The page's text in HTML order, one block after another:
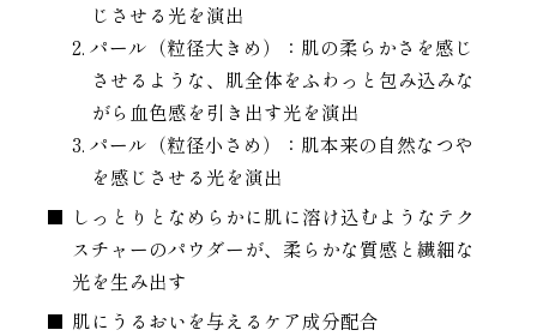
じさせる光を演出
2. パール（粒径大きめ）：肌の柔らかさを感じ
させるような、肌全体をふわっと包み込みな
がら血色感を引き出す光を演出
3. パール（粒径小さめ）：肌本来の自然なつや
を感じさせる光を演出
しっとりとなめらかに肌に溶け込むようなテク
スチャーのパウダーが、柔らかな質感と繊細な
光を生み出す
肌にうるおいを与えるケア成分配合